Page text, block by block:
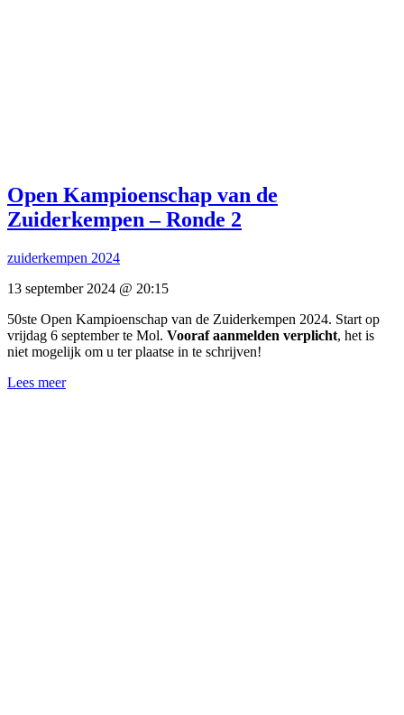
Open Kampioenschap van de
Zuiderkempen – Ronde 2
zuiderkempen 2024
13 september 2024 @ 20:15
50ste Open Kampioenschap van de Zuiderkempen 2024. Start op
vrijdag 6 september te Mol. Vooraf aanmelden verplicht, het is
niet mogelijk om u ter plaatse in te schrijven!
Lees meer